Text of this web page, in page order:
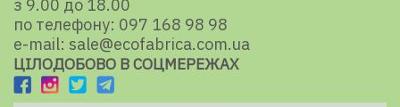
з 9.00 до 18.00
по телефону: 097 168 98 98
e-mail: sale@ecofabrica.com.ua
ЦІЛОДОБОВО В СОЦМЕРЕЖАХ